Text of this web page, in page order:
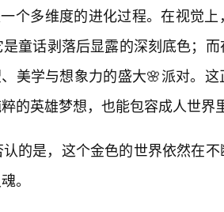
个多维度的进化过程。在视觉
童话剥落后显露的深刻底色；
美学与想象力的盛大🌸派对。
英雄梦想，也能包容成人世界
的是，这个金色的世界依然在
。